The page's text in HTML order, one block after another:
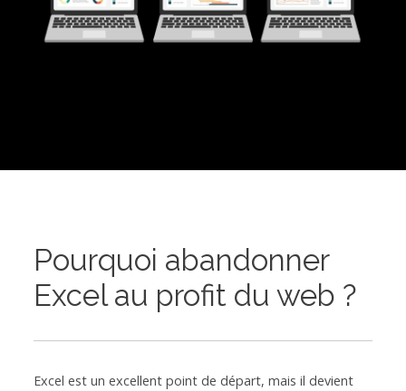
Pourquoi abandonner
Excel au profit du web ?
Excel est un excellent point de départ, mais il devient